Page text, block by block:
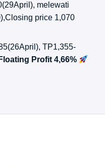
melewati
price 1,070
TP1,355-
Floating Profit 4,66%